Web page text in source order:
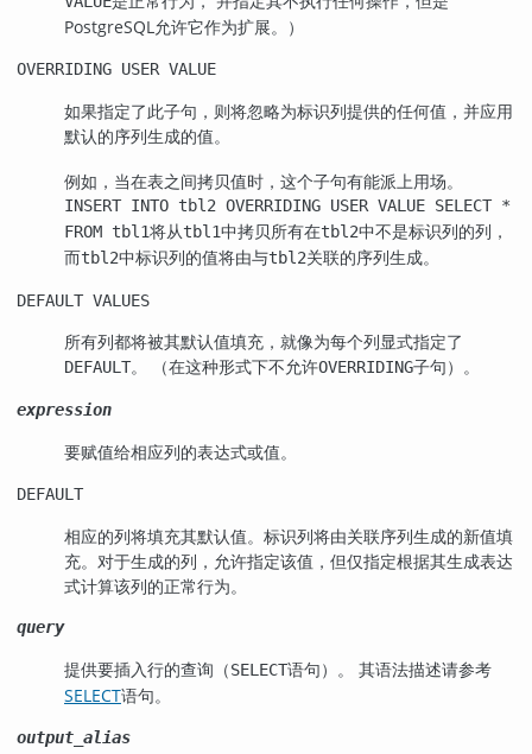
PostgreSQL允许它作为扩展。）
OVERRIDING USER VALUE
如果指定了此子句，则将忽略为标识列提供的任何值，并应用
默认的序列生成的值。
例如，当在表之间拷贝值时，这个子句有能派上用场。
INSERT INTO tbl2 OVERRIDING USER VALUE SELECT *
FROM tbl1将从tbl1中拷贝所有在tbl2中不是标识列的列，
而tbl2中标识列的值将由与tbl2关联的序列生成。
DEFAULT VALUES
所有列都将被其默认值填充，就像为每个列显式指定了
DEFAULT。 （在这种形式下不允许OVERRIDING子句）。
expression
要赋值给相应列的表达式或值。
DEFAULT
相应的列将填充其默认值。标识列将由关联序列生成的新值填
充。对于生成的列，允许指定该值，但仅指定根据其生成表达
式计算该列的正常行为。
query
提供要插入行的查询（SELECT语句）。 其语法描述请参考
SELECT语句。
output_alias